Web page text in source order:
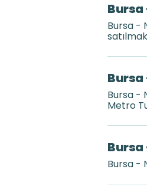
Bursa
Bursa -
Bursa
Bursa -
Metro
Bursa
Bursa -